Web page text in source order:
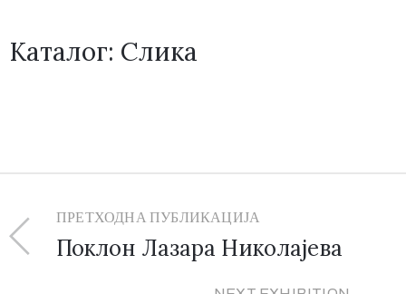
Каталог: Слика
ПРЕТХОДНА ПУБЛИКАЦИЈА
Поклон Лазара Николајева